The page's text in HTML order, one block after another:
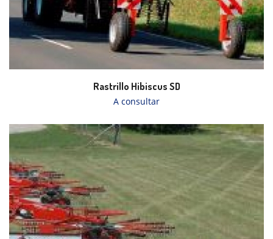
Rastrillo Hibiscus SD
A consultar